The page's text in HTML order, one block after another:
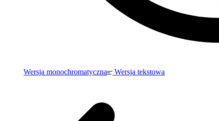
Wersja monochromatyczna Wersja tekstowa